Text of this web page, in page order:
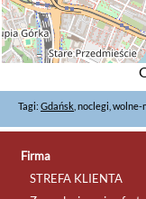
Tagi: Gdańsk , noclegi,
Firma
STREFA KLIENTA